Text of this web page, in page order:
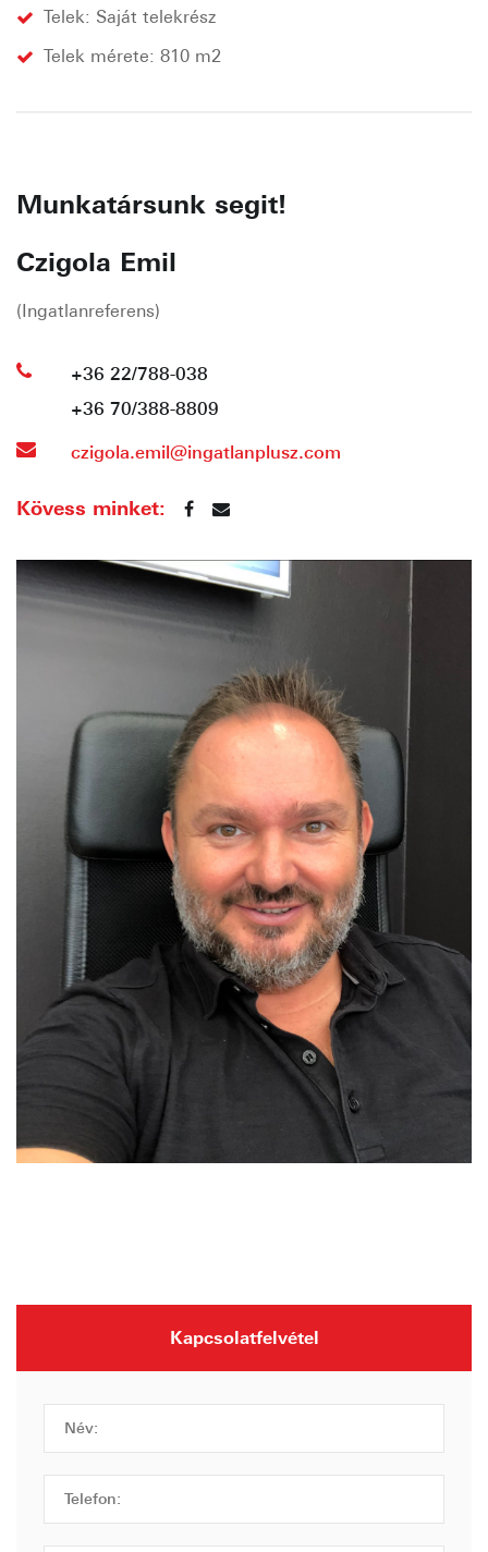
Telek: Saját telekrész
Telek mérete: 810 m2
Munkatársunk segit!
Czigola Emil
(Ingatlanreferens)
+36 22/788-038
+36 70/388-8809
czigola.emil@ingatlanplusz.com
Kövess minket:
Kapcsolatfelvétel